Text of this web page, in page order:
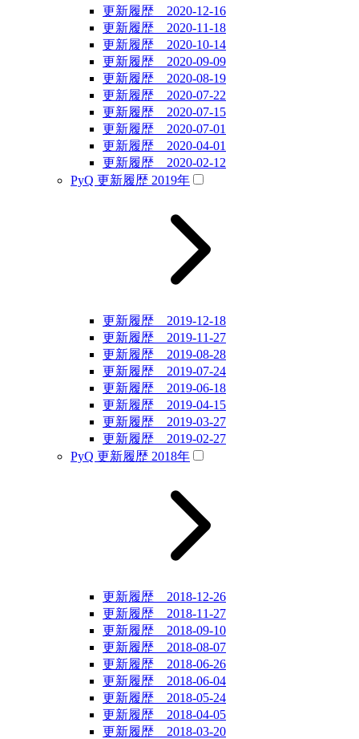
更新履歴 2020-12-16
更新履歴 2020-11-18
更新履歴 2020-10-14
更新履歴 2020-09-09
更新履歴 2020-08-19
更新履歴 2020-07-22
更新履歴 2020-07-15
更新履歴 2020-07-01
更新履歴 2020-04-01
更新履歴 2020-02-12
PyQ 更新履歴 2019年
更新履歴 2019-12-18
更新履歴 2019-11-27
更新履歴 2019-08-28
更新履歴 2019-07-24
更新履歴 2019-06-18
更新履歴 2019-04-15
更新履歴 2019-03-27
更新履歴 2019-02-27
PyQ 更新履歴 2018年
更新履歴 2018-12-26
更新履歴 2018-11-27
更新履歴 2018-09-10
更新履歴 2018-08-07
更新履歴 2018-06-26
更新履歴 2018-06-04
更新履歴 2018-05-24
更新履歴 2018-04-05
更新履歴 2018-03-20